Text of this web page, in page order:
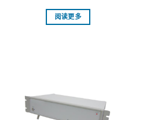
阅读更多